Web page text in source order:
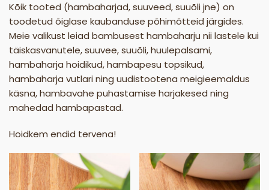
Kõik tooted (hambaharjad, suuveed, suuõli jne) on
toodetud õiglase kaubanduse põhimõtteid järgides.
Meie valikust leiad bambusest hambaharju nii lastele kui
täiskasvanutele, suuvee, suuõli, huulepalsami,
hambaharja hoidikud, hambapesu topsikud,
hambaharja vutlari ning uudistootena meigieemaldus
käsna, hambavahe puhastamise harjakesed ning
mahedad hambapastad.
Hoidkem endid tervena!